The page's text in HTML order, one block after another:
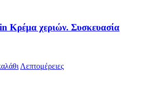
Κρέμα χεριών. Συσκευασία
Λεπτομέρειες